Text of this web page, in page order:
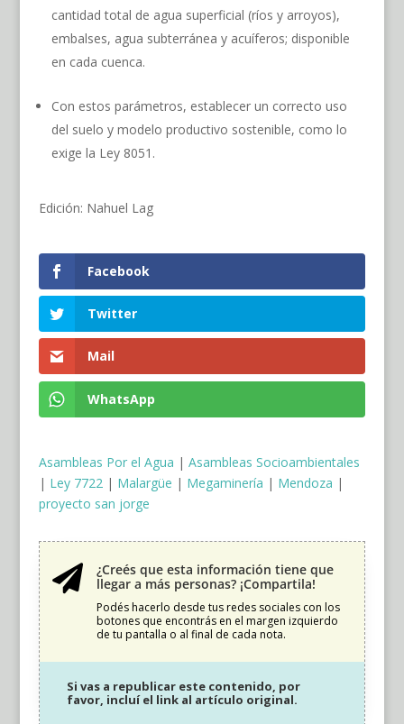
cantidad total de agua superficial (ríos y arroyos),
embalses, agua subterránea y acuíferos; disponible
en cada cuenca.
Con estos parámetros, establecer un correcto uso
del suelo y modelo productivo sostenible, como lo
exige la Ley 8051.
Edición: Nahuel Lag
Facebook
Twitter
Mail
WhatsApp
Asambleas Por el Agua | Asambleas Socioambientales
| Ley 7722 | Malargüe | Megaminería | Mendoza |
proyecto san jorge

¿Creés que esta información tiene que
llegar a más personas? ¡Compartila!
Podés hacerlo desde tus redes sociales con los
botones que encontrás en el margen izquierdo
de tu pantalla o al final de cada nota.
Si vas a republicar este contenido, por
favor, incluí el link al artículo original.